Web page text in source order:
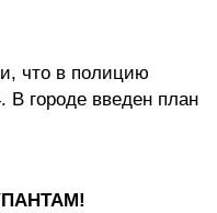
что в полицию
городе введен план